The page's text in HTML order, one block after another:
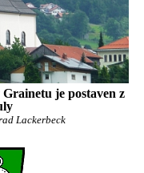
je postaven z
Lackerbeck